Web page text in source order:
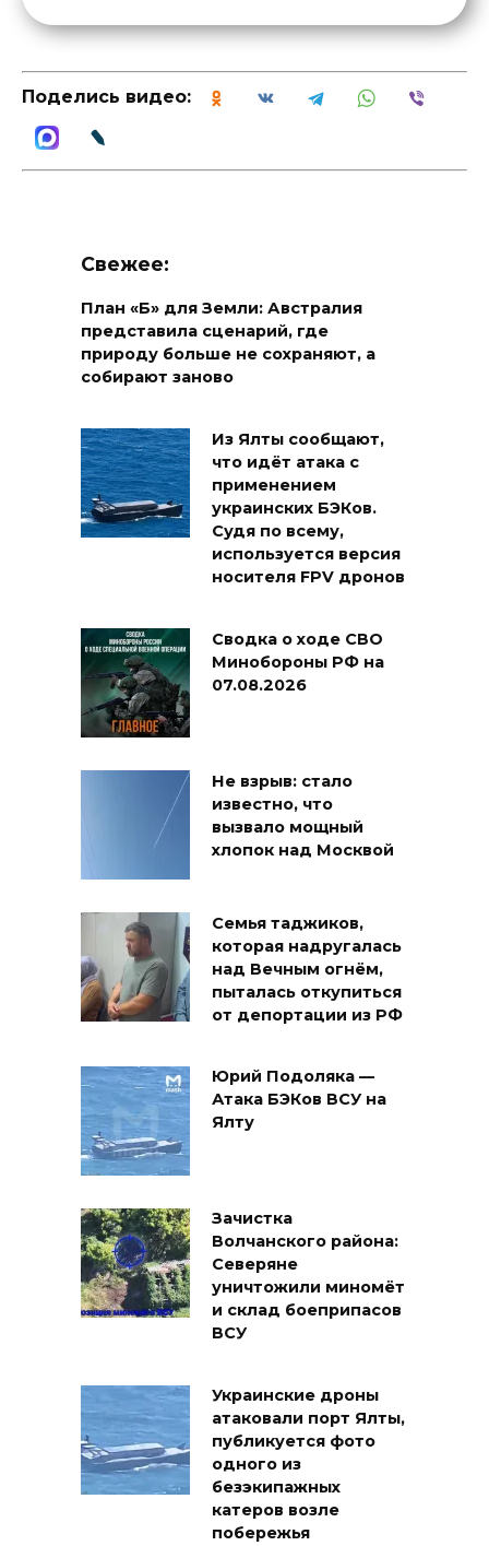
Поделись видео:
Свежее:
План «Б» для Земли: Австралия
представила сценарий, где
природу больше не сохраняют, а
собирают заново
Из Ялты сообщают,
что идёт атака с
применением
украинских БЭКов.
Судя по всему,
используется версия
носителя FPV дронов
Сводка о ходе СВО
Минобороны РФ на
07.08.2026
Не взрыв: стало
известно, что
вызвало мощный
хлопок над Москвой
Семья таджиков,
которая надругалась
над Вечным огнём,
пыталась откупиться
от депортации из РФ
Юрий Подоляка —
Атака БЭКов ВСУ на
Ялту
Зачистка
Волчанского района:
Северяне
уничтожили миномёт
и склад боеприпасов
ВСУ
Украинские дроны
атаковали порт Ялты,
публикуется фото
одного из
безэкипажных
катеров возле
побережья